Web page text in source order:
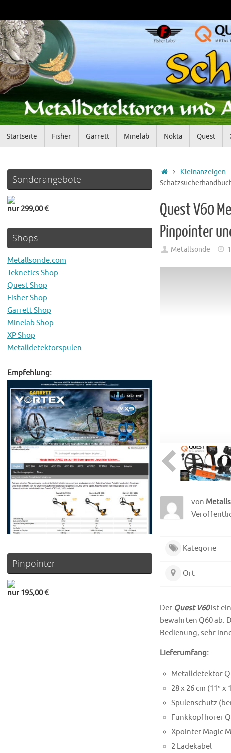
Inhalt
springen
Inhalt
Startseite Fisher Garrett Minelab Nokta Quest
Startseite
Kleinanzeigen
Quest V60
Pinpointer
Metallsonde
von
Kategorie
Ort
Der Quest V60ist
bewährten Q60 ab.
Bedienung, sehr
Lieferumfang:
Metalldetektor
28 x 26 cm (11″
Spulenschutz
Funkkopfhörer
Xpointer Magic
2 Ladekabel
Sonderangebote
nur 299,00 €
Shops
Metallsonde.com
Teknetics Shop
Quest Shop
Fisher Shop
Garrett Shop
Minelab Shop
XP Shop
Metalldetektorspulen
Empfehlung:
Pinpointer
nur 195,00 €